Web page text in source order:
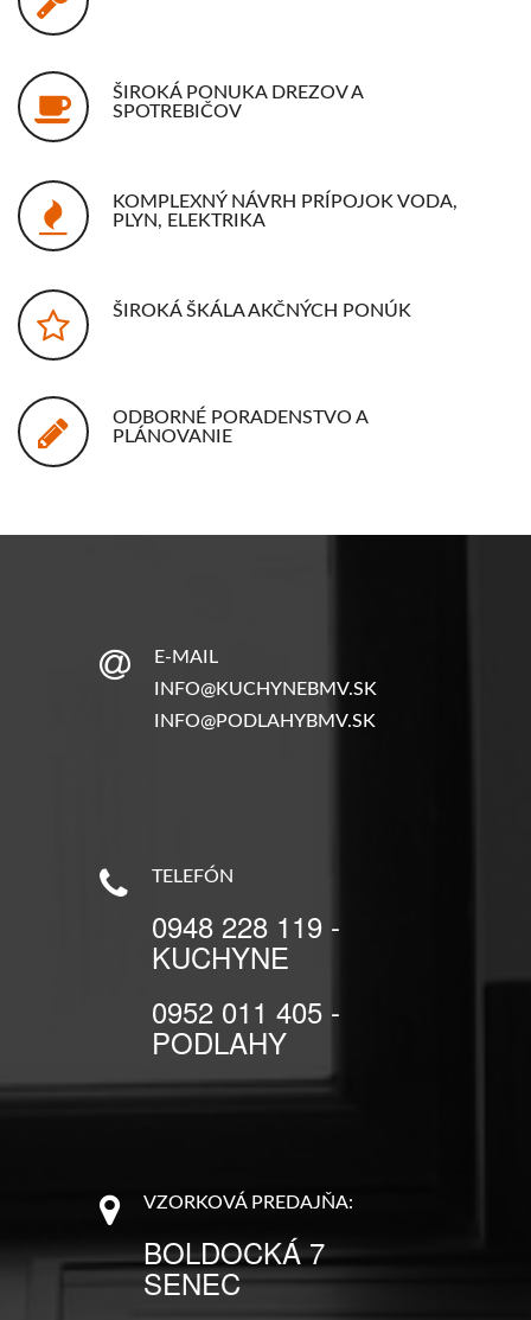
ŠIROKÁ PONUKA DREZOV A
SPOTREBIČOV
KOMPLEXNÝ NÁVRH PRÍPOJOK VODA,
PLYN, ELEKTRIKA
ŠIROKÁ ŠKÁLA AKČNÝCH PONÚK
ODBORNÉ PORADENSTVO A
PLÁNOVANIE
E-MAIL
INFO@KUCHYNEBMV.SK
INFO@PODLAHYBMV.SK
TELEFÓN
0948 228 119 -
KUCHYNE
0952 011 405 -
PODLAHY
VZORKOVÁ PREDAJŇA:
BOLDOCKÁ 7
SENEC